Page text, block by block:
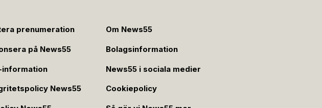
prenumeration Om News55
på News55 Bolagsinformation
information News55 i sociala medier
News55 Cookiepolicy